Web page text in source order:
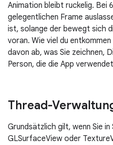
Animation bleibt ruckelig. Bei
gelegentlichen Frame
ist, solange der bewegt sich
voran. Wie viel du
davon ab, was Sie zeichnen,
Person, die die App
Thread-
Grundsätzlich gilt, wenn Sie in
GLSurfaceView oder